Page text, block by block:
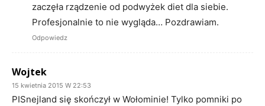
zaczęła rządzenie od podwyżek diet dla siebie.
Profesjonalnie to nie wygląda… Pozdrawiam.
Odpowiedz
Wojtek
15 kwietnia 2015 W 22:53
PISnejland się skończył w Wołominie! Tylko pomniki po